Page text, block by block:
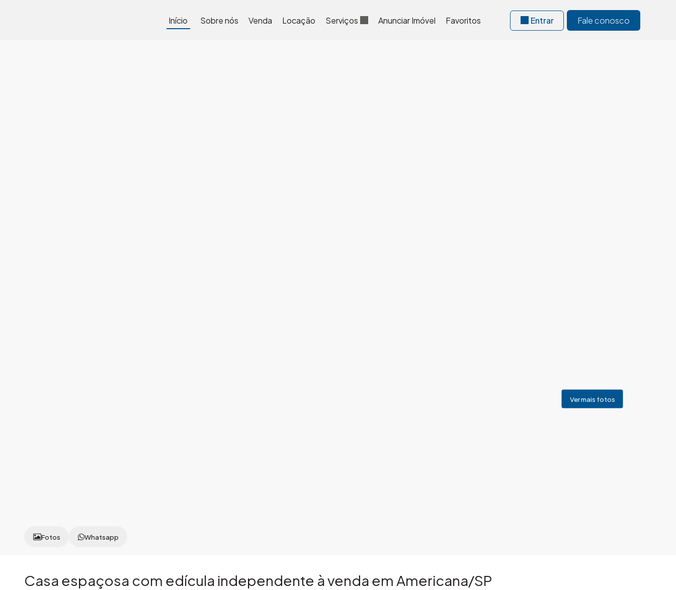
Fale conosco
Entrar
Favoritos
Anunciar Imóvel
Serviços
Locação
Venda
Sobre nós
Início
Fotos Whatsapp
Casa espaçosa com edícula independente à venda em Americana/SP